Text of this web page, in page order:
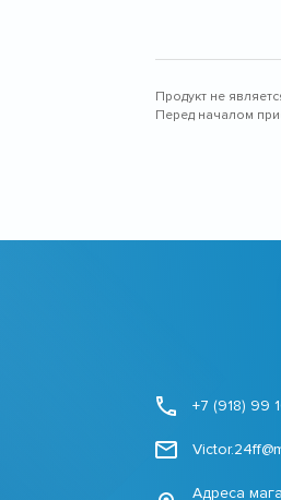
Продукт не
Перед началом
+7 (918) 99
Адреса